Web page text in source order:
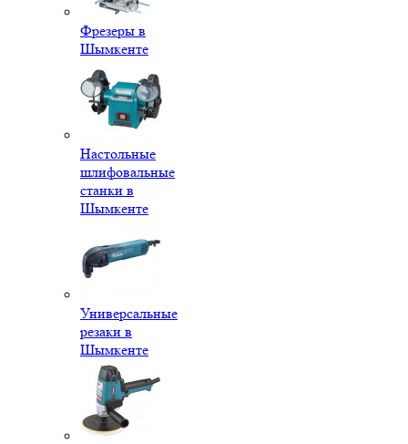
Фрезеры в
Шымкенте
Настольные
шлифовальные
станки в
Шымкенте
Универсальные
резаки в
Шымкенте